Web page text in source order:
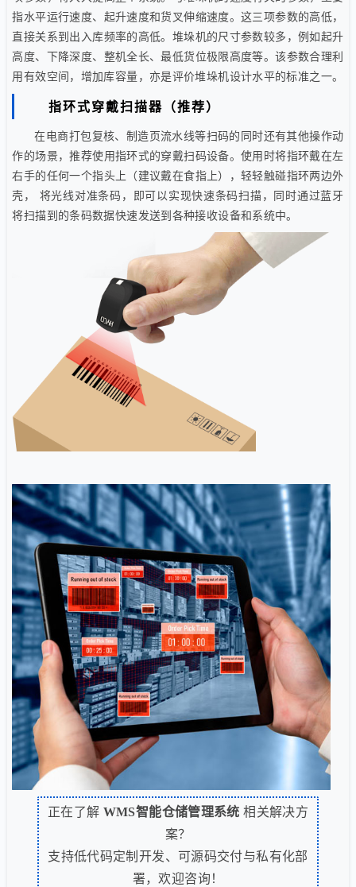
指水平运行速度、起升速度和货叉伸缩速度。这三项参数的高低，
直接关系到出入库频率的高低。堆垛机的尺寸参数较多，例如起升
高度、下降深度、整机全长、最低货位极限高度等。该参数合理利
用有效空间，增加库容量，亦是评价堆垛机设计水平的标准之一。
指环式穿戴扫描器（推荐）
在电商打包复核、制造页流水线等扫码的同时还有其他操作动
作的场景，推荐使用指环式的穿戴扫码设备。使用时将指环戴在左
右手的任何一个指头上（建议戴在食指上），轻轻触碰指环两边外
壳， 将光线对准条码，即可以实现快速条码扫描，同时通过蓝牙
将扫描到的条码数据快速发送到各种接收设备和系统中。
正在了解 WMS智能仓储管理系统 相关解决方
案？
支持低代码定制开发、可源码交付与私有化部
署，欢迎咨询！